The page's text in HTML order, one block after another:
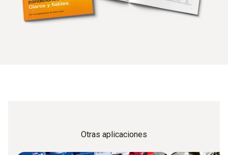
Otras aplicaciones